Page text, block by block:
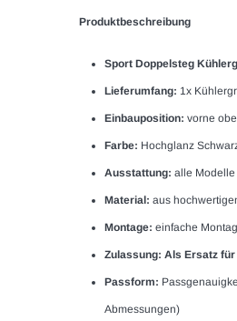
Produktbeschreibung
Sport Doppelsteg
Lieferumfang: 1x
Einbauposition: vorne
Farbe: Hochglanz
Ausstattung: alle Modelle
Material: aus
Montage: einfache
Zulassung: Als Ersatz
Passform:
Abmessungen)